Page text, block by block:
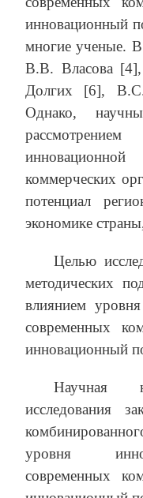
инновационный
многие ученые.
В.В. Власова
Долгих [6],
Однако,
коммерческих
потенциал
экономике
Целью
методических
влиянием
современных
инновационный
Научная
исследования
уровня
современных